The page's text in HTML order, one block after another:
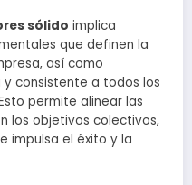
sólido implica
que definen la
así como
consistente a todos los
permite alinear las
los objetivos colectivos,
impulsa el éxito y la